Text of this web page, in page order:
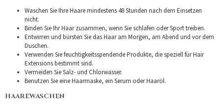
Waschen Sie Ihre Haare mindestens 48 Stunden nach dem Einsetzen
nicht.
Binden Sie Ihr Haar zusammen, wenn Sie schlafen oder Sport treiben.
Entwirren und bürsten Sie das Haar am Morgen, am Abend und vor dem
Duschen.
Verwenden Sie feuchtigkeitsspendende Produkte, die speziell für Hair
Extensions bestimmt sind.
Vermeiden Sie Salz- und Chlorwasser.
Benutzen Sie eine Haarmaske, ein Serum oder Haaröl.
HAAREWASCHEN